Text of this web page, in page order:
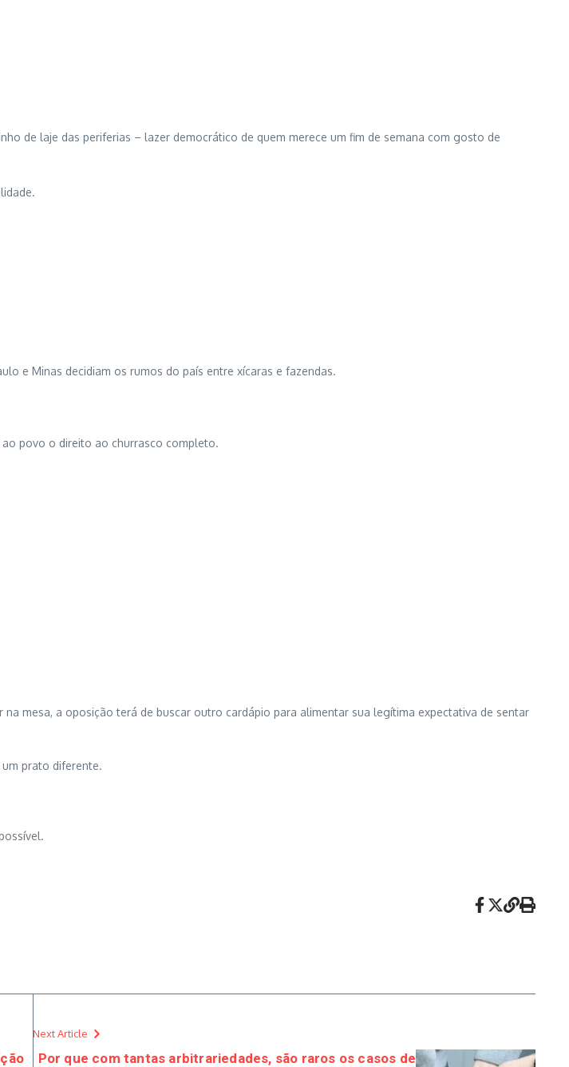
de laje das periferias – lazer democrático de quem merece um fim de semana com gosto de
e Minas decidiam os rumos do país entre xícaras e fazendas.
povo o direito ao churrasco completo.
mesa, a oposição terá de buscar outro cardápio para alimentar sua legítima expectativa de sentar
prato diferente.
Next Article
Por que com tantas arbitrariedades, são raros os casos de